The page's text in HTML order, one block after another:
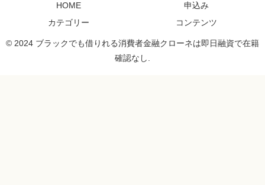
HOME
申込み
カテゴリー
コンテンツ
© 2024 ブラックでも借りれる消費者金融クローネは即日融資で在籍
確認なし.